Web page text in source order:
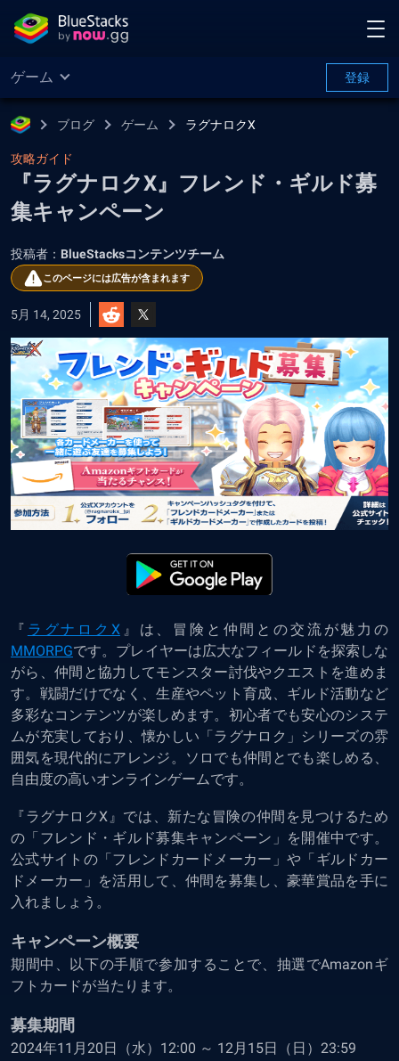
ゲーム 登録
ブログ ゲーム ラグナロクX
攻略ガイド
『ラグナロクX』フレンド・ギルド募
集キャンペーン
投稿者： BlueStacksコンテンツチーム
このページには広告が含まれます
5月 14, 2025
『 ラグナロクX』 は、冒険と仲間との交流が魅力の
MMORPGです。プレイヤーは広大なフィールドを探索しな
がら、仲間と協力してモンスター討伐やクエストを進めま
す。戦闘だけでなく、生産やペット育成、ギルド活動など
多彩なコンテンツが楽しめます。初心者でも安心のシステ
ムが充実しており、懐かしい「ラグナロク」シリーズの雰
囲気を現代的にアレンジ。ソロでも仲間とでも楽しめる、
自由度の高いオンラインゲームです。
『ラグナロクX』では、新たな冒険の仲間を見つけるため
の「フレンド・ギルド募集キャンペーン」を開催中です。
公式サイトの「フレンドカードメーカー」や「ギルドカー
ドメーカー」を活用して、仲間を募集し、豪華賞品を手に
入れましょう。
キャンペーン概要
期間中、以下の手順で参加することで、抽選でAmazonギ
フトカードが当たります。
募集期間
2024年11月20日（水）12:00 ～ 12月15日（日）23:59